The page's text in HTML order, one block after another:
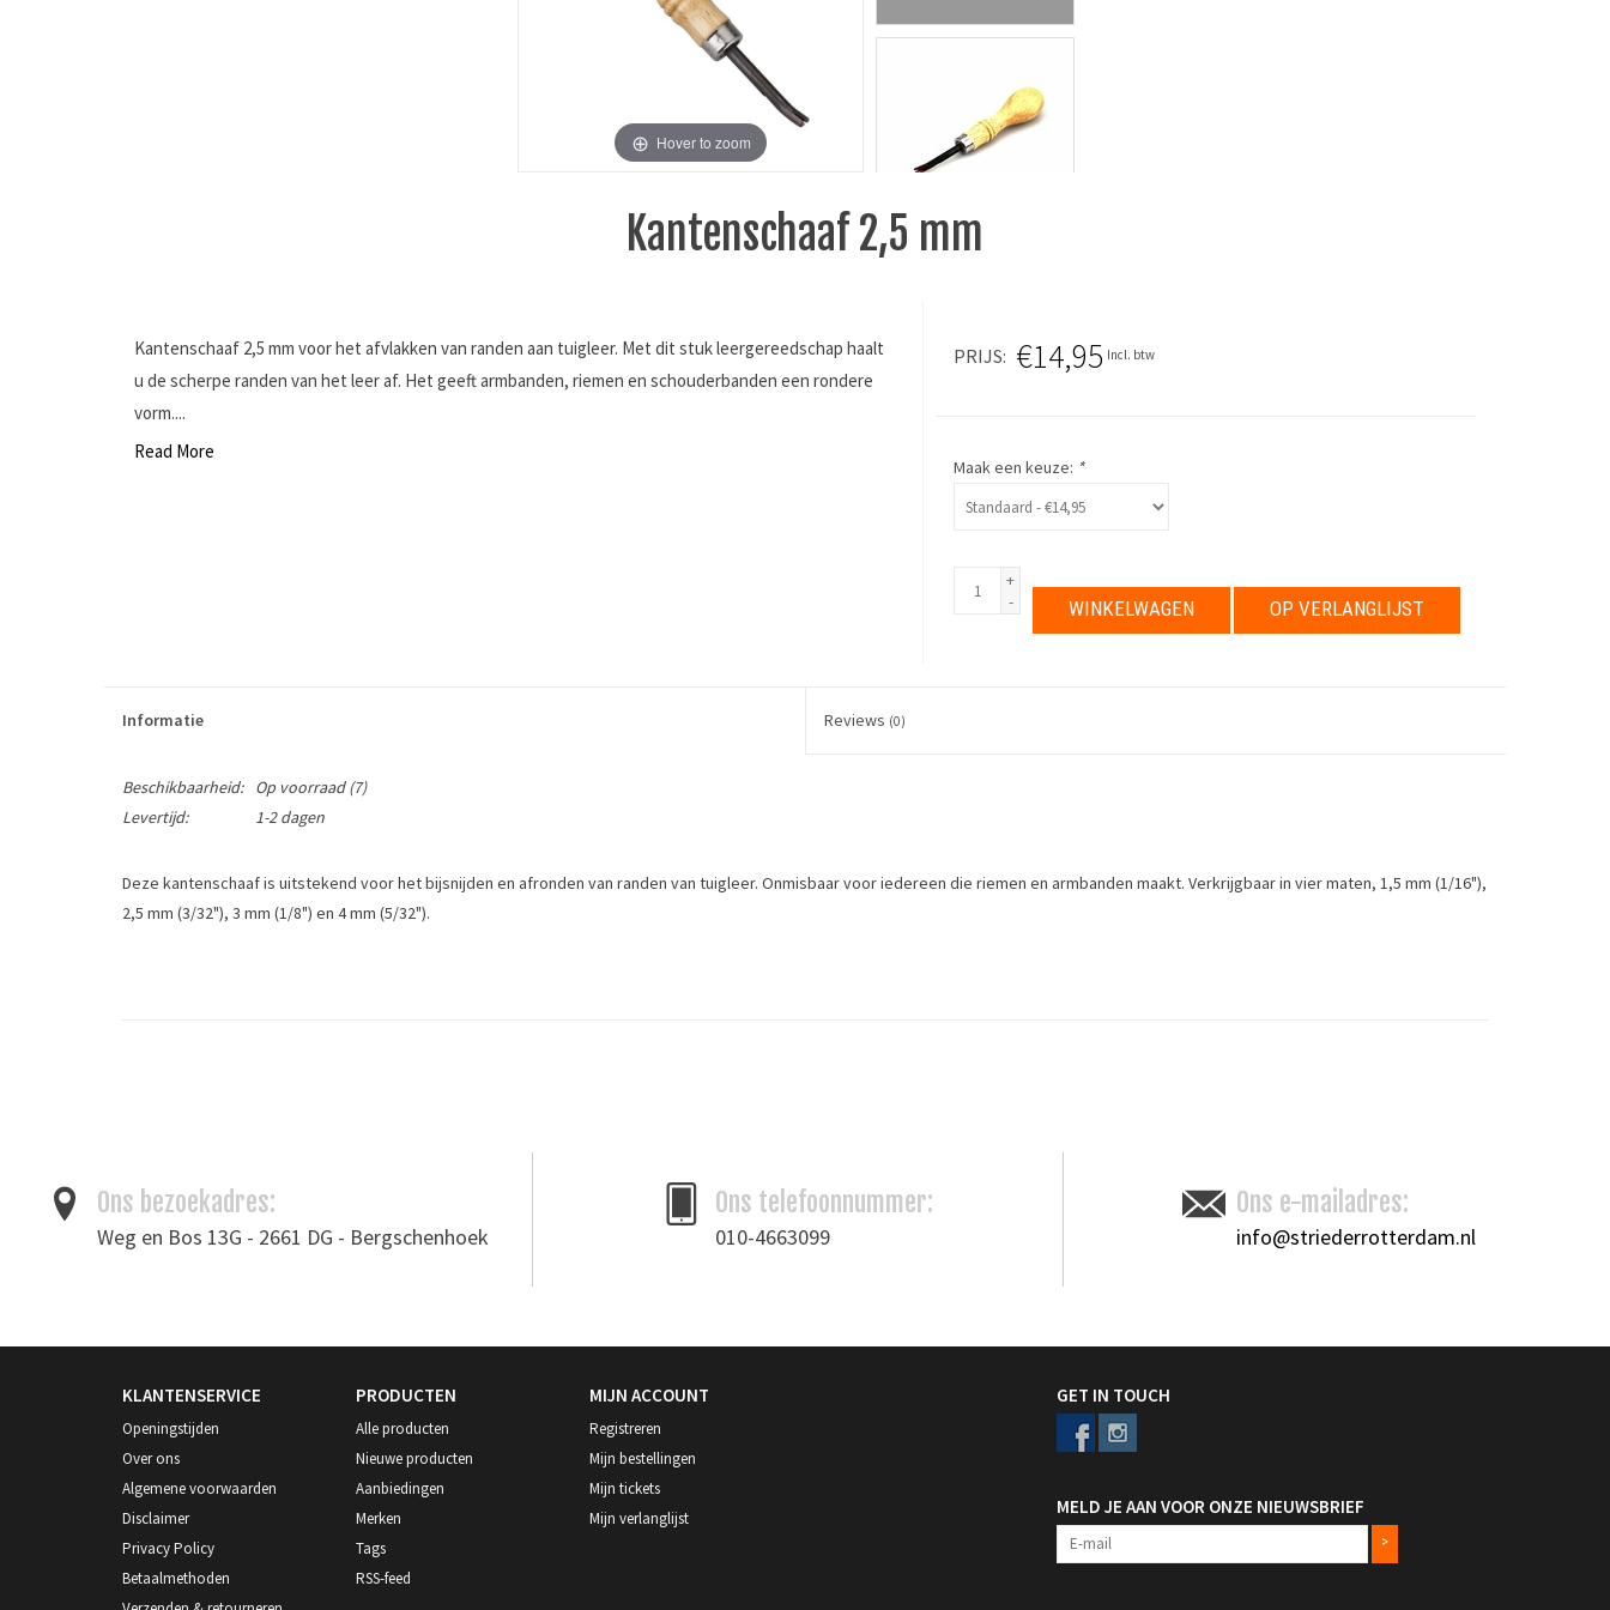
Hover to zoom
Kantenschaaf 2,5 mm
PRIJS €14,95 Incl. btw
Maak een keuze: *
+
-
WINKELWAGEN OP VERLANGLIJST
Kantenschaaf 2,5 mm voor het afvlakken van randen aan tuigleer. Met dit stuk leergereedschap haalt
u de scherpe randen van het leer af. Het geeft armbanden, riemen en schouderbanden een rondere
vorm....
Read More
Informatie Reviews (0)
Beschikbaarheid: Op voorraad(7)
Levertijd:
1-2 dagen
Deze kantenschaaf is uitstekend voor het bijsnijden en afronden van randen van tuigleer. Onmisbaar voor iedereen die riemen en armbanden maakt. Verkrijgbaar in vier maten, 1,5 mm (1/16"),
2,5 mm (3/32"), 3 mm (1/8") en 4 mm (5/32").
Toevoegen om te vergelijken
Ons bezoekadres:
Weg en Bos 13G - 2661 DG - Bergschenhoek
Ons telefoonnummer:
010-4663099
Ons e-mailadres:
info@striederrotterdam.nl
KLANTENSERVICE
Openingstijden
Over ons
Algemene voorwaarden
Disclaimer
Privacy Policy
Betaalmethoden
PRODUCTEN
Alle producten
Nieuwe producten
Aanbiedingen
Merken
Tags
RSS-feed
MIJN ACCOUNT
Registreren
Mijn bestellingen
Mijn tickets
Mijn verlanglijst
GET IN TOUCH
MELD JE AAN VOOR ONZE NIEUWSBRIEF
>